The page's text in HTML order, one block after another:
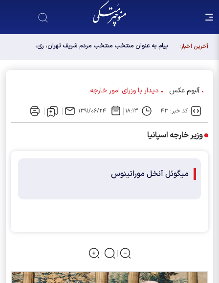
آخرین اخبار:
پیام به عنوان منتخب منتخب مردم شریف تهران، ری،
آلبوم عکس دیدار با وزرای امور خارجه
کد خبر: ۴۳ ۱۸:۱۳ ۱۳۹۱/۰۶/۲۴
وزير خارجه اسپانيا
ميگوئل آنخل موراتينوس